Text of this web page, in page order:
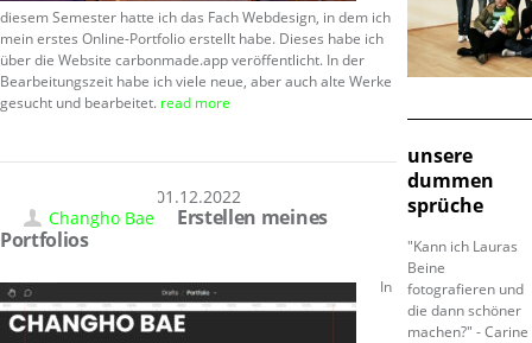
diesem Semester hatte ich das Fach Webdesign, in dem ich
mein erstes Online-Portfolio erstellt habe. Dieses habe ich
über die Website carbonmade.app veröffentlicht. In der
Bearbeitungszeit habe ich viele neue, aber auch alte Werke
gesucht und bearbeitet. read more
01.12.2022
Changho Bae
Erstellen meines
Portfolios
In
unsere
dummen
sprüche
"Kann ich Lauras
Beine
fotografieren und
die dann schöner
machen?" - Carine